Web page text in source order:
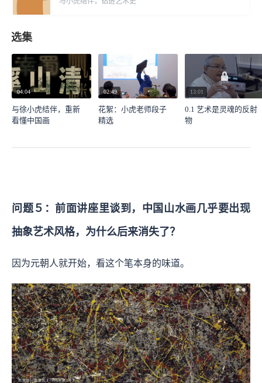
选集
04:04
与徐小虎结伴，重新
看懂中国画
02:49
花絮：小虎老师段子
精选
13:01
0.1 艺术是灵魂的反射
物
问题５：前面讲座里谈到，中国山水画几乎要出现
抽象艺术风格，为什么后来消失了？
因为元朝人就开始，看这个笔本身的味道。